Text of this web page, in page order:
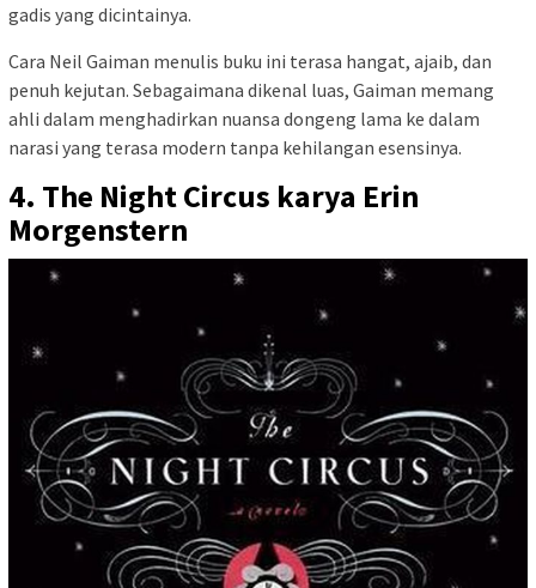
gadis yang dicintainya.
Cara Neil Gaiman menulis buku ini terasa hangat, ajaib, dan
penuh kejutan. Sebagaimana dikenal luas, Gaiman memang
ahli dalam menghadirkan nuansa dongeng lama ke dalam
narasi yang terasa modern tanpa kehilangan esensinya.
4. The Night Circus karya Erin
Morgenstern